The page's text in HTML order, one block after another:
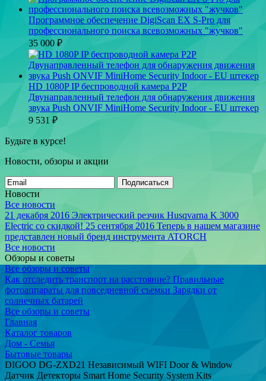
Программное обеспечение DigiScan EX S-Pro для
профессионального поиска всевозможных "жучков"
35 000 ₽
HD 1080P IP беспроводной камера P2P
Двунаправленный телефон для обнаружения движения
звука Push ONVIF MiniHome Security Indoor - EU штекер
9 531 ₽
Будьте в курсе!
Новости, обзоры и акции
Подписаться
Новости
Все новости
21 декабря 2016 Электрический резчик Husqvarna K 3000
Electric со скидкой! 25 сентября 2016 Теперь в нашем магазине
представлен новый бренд инструмента ATORCH
Все новости
Обзоры и советы
Все обзоры и советы
Как отследить транспорт на расстояние? Правильные
фотоаппараты для повседневной съемки Зарядки от
солнечных батарей
Все обзоры и советы
Главная
Каталог товаров
Дом - Семья
Бытовые товары
DIGOO DG-ZXD21 Независимый WIFI Door & Window
Датчик Детекторы Smart Home Security System Kits